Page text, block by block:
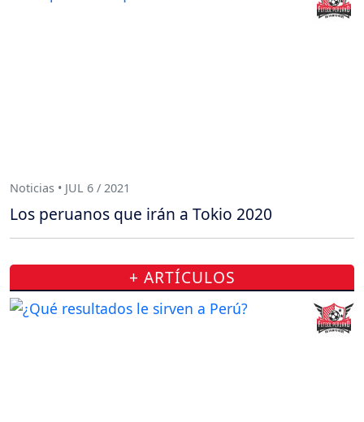
Noticias • JUL 6 / 2021
Los peruanos que irán a Tokio 2020
+ ARTÍCULOS